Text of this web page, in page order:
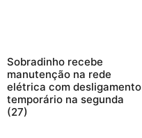
Sobradinho recebe
manutenção na rede
elétrica com desligamento
temporário na segunda
(27)